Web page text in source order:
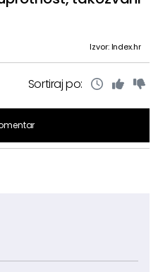
Izvor: Index.hr
Sortiraj po: